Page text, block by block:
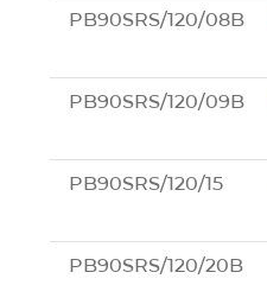
PB90SRS/120/08B
PB90SRS/120/09B
PB90SRS/120/15
PB90SRS/120/20B